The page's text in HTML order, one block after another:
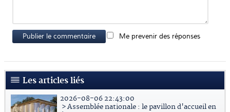
Publier le commentaire Me prevenir des réponses
Les articles liés
2026-08-06 22:43:00
> Assemblée nationale : le pavillon d'accueil en